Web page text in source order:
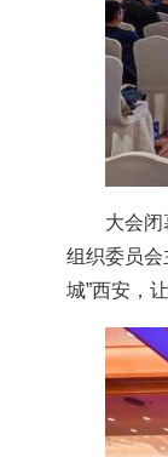
大会
组织委员会
城”西安，